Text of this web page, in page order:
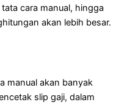
cara manual, hingga
akan lebih besar.
manual akan banyak
slip gaji, dalam